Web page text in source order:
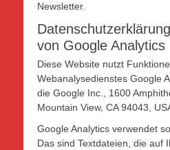
Newsletter.
von Google Analytics
Diese Website nutzt
Webanalysedienstes Google
die Google Inc., 1600
Mountain View, CA 94043,
Google Analytics verwendet
Das sind Textdateien, die auf